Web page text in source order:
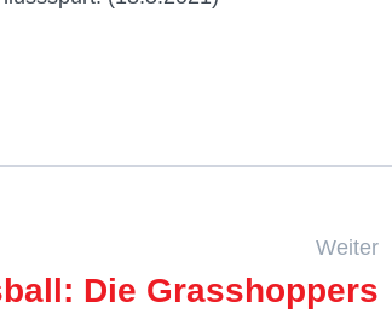
Weiter
Die Grasshoppers